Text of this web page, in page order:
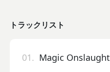
トラックリスト
01. Magic Onslaught